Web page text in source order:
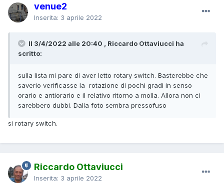
venue2
Inserita: 3 aprile 2022
Il 3/4/2022 alle 20:40 , Riccardo Ottaviucci ha
scritto:
sulla lista mi pare di aver letto rotary switch. Basterebbe che
saverio verificasse la rotazione di pochi gradi in senso
orario e antiorario e il relativo ritorno a molla. Allora non ci
sarebbero dubbi. Dalla foto sembra pressofuso
si rotary switch.
Riccardo Ottaviucci
Inserita: 3 aprile 2022